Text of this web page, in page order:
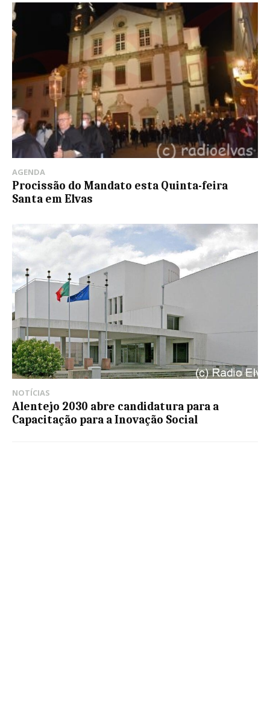
AGENDA
Procissão do Mandato esta Quinta-feira
Santa em Elvas
NOTÍCIAS
Alentejo 2030 abre candidatura para a
Capacitação para a Inovação Social